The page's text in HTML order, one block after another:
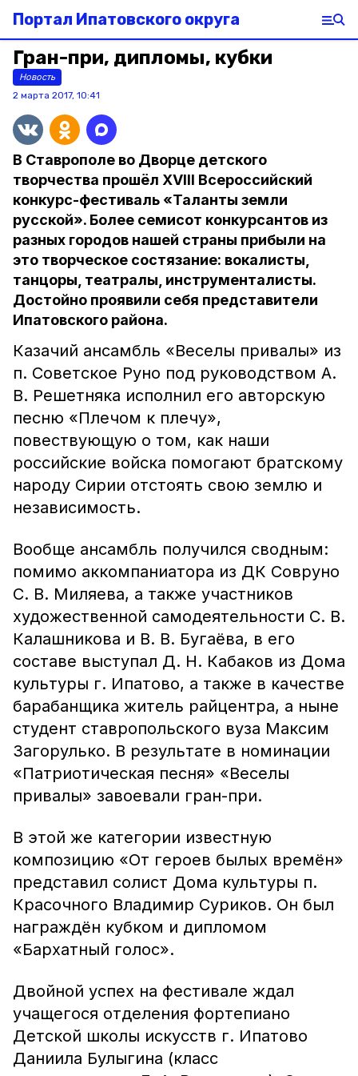
Портал Ипатовского округа
Гран-при, дипломы, кубки
Новость
2 марта 2017, 10:41
В Ставрополе во Дворце детского
творчества прошёл XVIII Всероссийский
конкурс-фестиваль «Таланты земли
русской». Более семисот конкурсантов из
разных городов нашей страны прибыли на
это творческое состязание: вокалисты,
танцоры, театралы, инструменталисты.
Достойно проявили себя представители
Ипатовского района.
Казачий ансамбль «Веселы привалы» из
п. Советское Руно под руководством А.
В. Решетняка исполнил его авторскую
песню «Плечом к плечу»,
повествующую о том, как наши
российские войска помогают братскому
народу Сирии отстоять свою землю и
независимость.
Вообще ансамбль получился сводным:
помимо аккомпаниатора из ДК Совруно
С. В. Миляева, а также участников
художественной самодеятельности С. В.
Калашникова и В. В. Бугаёва, в его
составе выступал Д. Н. Кабаков из Дома
культуры г. Ипатово, а также в качестве
барабанщика житель райцентра, а ныне
студент ставропольского вуза Максим
Загорулько. В результате в номинации
«Патриотическая песня» «Веселы
привалы» завоевали гран-при.
В этой же категории известную
композицию «От героев былых времён»
представил солист Дома культуры п.
Красочного Владимир Суриков. Он был
награждён кубком и дипломом
«Бархатный голос».
Двойной успех на фестивале ждал
учащегося отделения фортепиано
Детской школы искусств г. Ипатово
Даниила Булыгина (класс